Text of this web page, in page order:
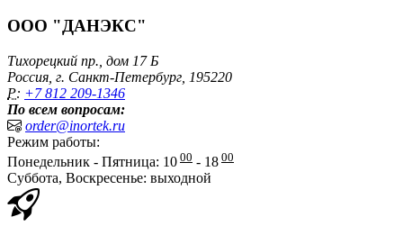
ООО "ДАНЭКС"
Тихорецкий пр., дом 17 Б
Россия, г. Санкт-Петербург, 195220
P: +7 812 209-1346
По всем вопросам:
order@inortek.ru
Режим работы:
Понедельник - Пятница: 10 00 - 18 00
Суббота, Воскресенье: выходной